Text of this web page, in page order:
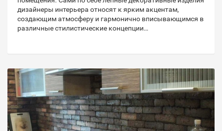
дизайнеры интерьера относят к ярким акцентам,
создающим атмосферу и гармонично вписывающимся в
различные стилистические концепции…